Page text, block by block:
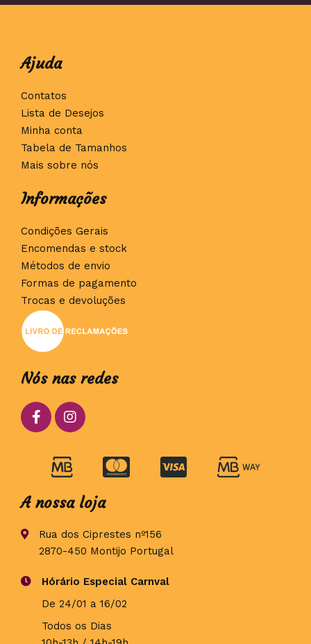
Ajuda
Contatos
Lista de Desejos
Minha conta
Tabela de Tamanhos
Mais sobre nós
Informações
Condições Gerais
Encomendas e stock
Métodos de envio
Formas de pagamento
Trocas e devoluções
Nós nas redes
A nossa loja
Rua dos Ciprestes nº156
2870-450 Montijo Portugal
Hórário Especial Carnval
De 24/01 a 16/02
Todos os Dias